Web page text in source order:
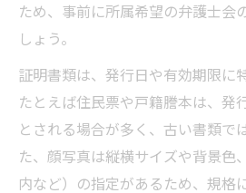
ため、事前に所属希望の弁護士会
しょう。
証明書類は、発行日や有効期限に
たとえば住民票や戸籍謄本は、発
とされる場合が多く、古い書類で
た、顔写真は縦横サイズや背景色
内など）の指定があるため、規格